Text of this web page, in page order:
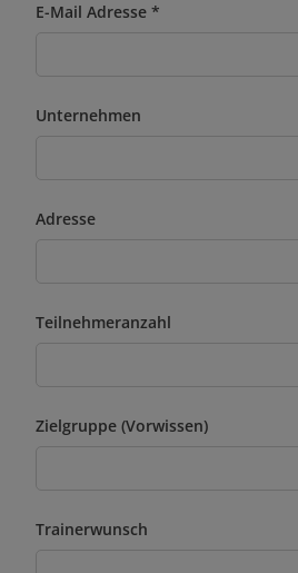
E-Mail Adresse
Unternehmen
Adresse
Teilnehmeranzahl
Zielgruppe (Vorwissen)
Trainerwunsch